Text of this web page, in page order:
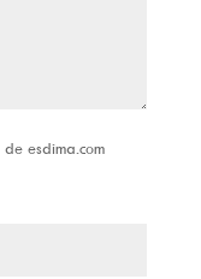
de esdima.com